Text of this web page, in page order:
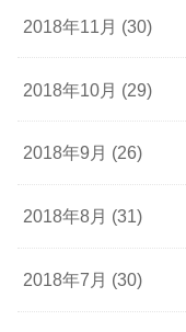
2018年11月 (30)
2018年10月 (29)
2018年9月 (26)
2018年8月 (31)
2018年7月 (30)